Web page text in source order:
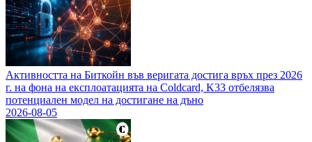
Активността на Биткойн във веригата достига връх през 2026
г. на фона на експлоатацията на Coldcard, K33 отбелязва
потенциален модел на достигане на дъно
2026-08-05